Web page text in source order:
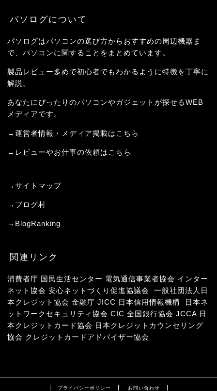
パソログについて
パソログはパソコンの選び方からおすすめの周辺機器ま
で、パソコンに関することをまとめています。
製品レビュー多めで初心者でもわかるように特徴を丁寧に
解説。
あなたにぴったりのパソコンやガジェットが探せるWEB
メディアです。
→運営者情報・メディア掲載はこちら
→レビューやお仕事の依頼はこちら
→サイトマップ
→ ブログ村
→ BlogRanking
関連リンク
消費者庁 国民生活センター 電気通信事業者協会 インター
ネット協会 安心ネットづくり促進協議会
一般社団法人日
本クレジット協会 金融庁 JICC 日本信用情報機構
日本ネ
ットワークセキュリティ協会 CIC 全国銀行協会 JCCA 日
本クレジットカード協会 日本クレジットカウンセリング
協会 クレジットカードアドバイザー協会
プライバシーポリシー お問い合わせ